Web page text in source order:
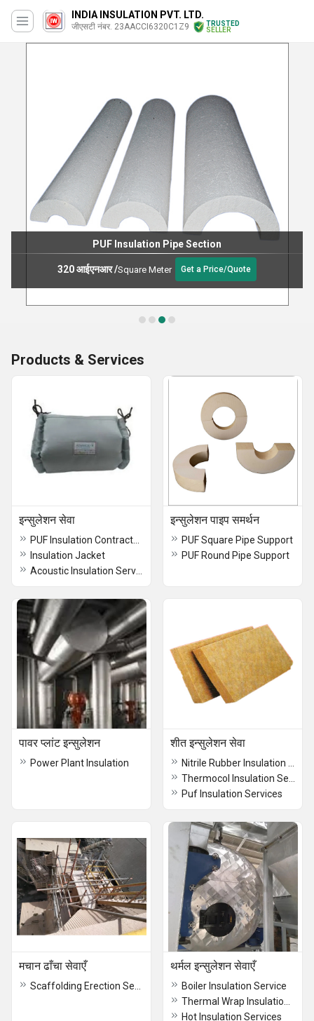
INDIA INSULATION PVT. LTD.
जीएसटी नंबर. 23AACCI6320C1Z9
TRUSTED
SELLER
PUF Insulation Pipe Section
320 आईएनआर/Square Meter Get a Price/Quote
Products & Services
इन्सुलेशन सेवा
Insulation Jacket
इन्सुलेशन पाइप समर्थन
PUF Square Pipe Support
PUF Round Pipe Support
पावर प्लांट इन्सुलेशन
Power Plant Insulation
शीत इन्सुलेशन सेवा
Puf Insulation Services
मचान ढाँचा सेवाएँ थर्मल इन्सुलेशन सेवाएँ
Boiler Insulation Service
Hot Insulation Services